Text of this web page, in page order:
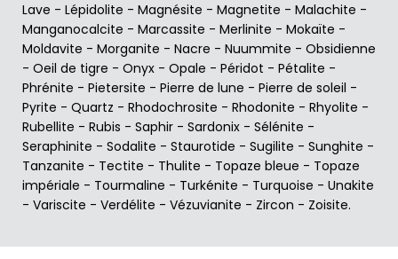
Lave - Lépidolite - Magnésite - Magnetite - Malachite -
Manganocalcite - Marcassite - Merlinite - Mokaïte -
Moldavite - Morganite - Nacre - Nuummite - Obsidienne
- Oeil de tigre - Onyx - Opale - Péridot - Pétalite -
Phrénite - Pietersite - Pierre de lune - Pierre de soleil -
Pyrite - Quartz - Rhodochrosite - Rhodonite - Rhyolite -
Rubellite - Rubis - Saphir - Sardonix - Sélénite -
Seraphinite - Sodalite - Staurotide - Sugilite - Sunghite -
Tanzanite - Tectite - Thulite - Topaze bleue - Topaze
impériale - Tourmaline - Turkénite - Turquoise - Unakite
- Variscite - Verdélite - Vézuvianite - Zircon - Zoisite.